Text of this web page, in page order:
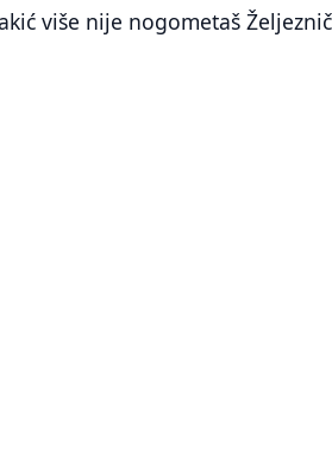
više nije nogometaš